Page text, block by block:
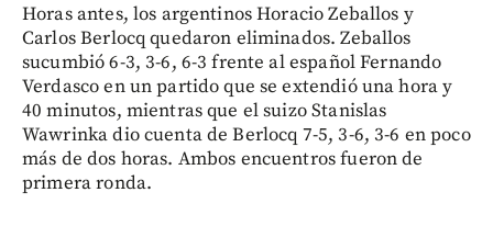
Horas antes, los argentinos Horacio Zeballos y
Carlos Berlocq quedaron eliminados. Zeballos
sucumbió 6-3, 3-6, 6-3 frente al español Fernando
Verdasco en un partido que se extendió una hora y
40 minutos, mientras que el suizo Stanislas
Wawrinka dio cuenta de Berlocq 7-5, 3-6, 3-6 en poco
más de dos horas. Ambos encuentros fueron de
primera ronda.